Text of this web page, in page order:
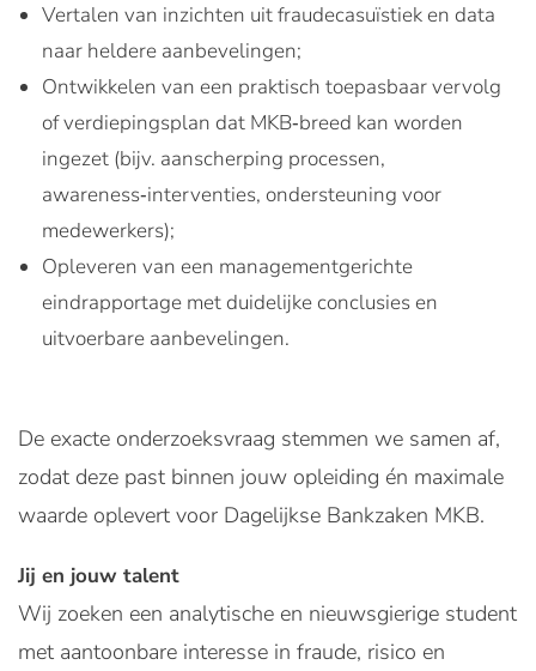
Vertalen van inzichten uit fraudecasuïstiek en data
naar heldere aanbevelingen;
Ontwikkelen van een praktisch toepasbaar vervolg
of verdiepingsplan dat MKB‑breed kan worden
ingezet (bijv. aanscherping processen,
awareness‑interventies, ondersteuning voor
medewerkers);
Opleveren van een managementgerichte
eindrapportage met duidelijke conclusies en
uitvoerbare aanbevelingen.
De exacte onderzoeksvraag stemmen we samen af,
zodat deze past binnen jouw opleiding én maximale
waarde oplevert voor Dagelijkse Bankzaken MKB.
Jij en jouw talent
Wij zoeken een analytische en nieuwsgierige student
met aantoonbare interesse in fraude, risico en